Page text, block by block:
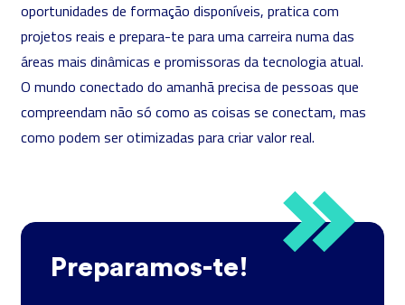
oportunidades de formação disponíveis, pratica com
projetos reais e prepara-te para uma carreira numa das
áreas mais dinâmicas e promissoras da tecnologia atual.
O mundo conectado do amanhã precisa de pessoas que
compreendam não só como as coisas se conectam, mas
como podem ser otimizadas para criar valor real.
Preparamos-te!